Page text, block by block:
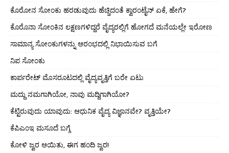
ಕೊರೋನ ಸೋಂಕು ಹರಡುವುದು ಹೆಚ್ಚಿದಂತೆ ಕ್ವಾರಂಟೈನ್ ಏಕೆ, ಹೇಗೆ?
ಕೊರೊನಾ ಸೋಂಕಿನ ಲಕ್ಷಣಗಳಿದ್ದರೆ ವೈದ್ಯರಲ್ಲಿಗೆ ಹೋಗದೆ ಮನೆಯಲ್ಲೇ ಇರೋಣ
ಸಾಮಾನ್ಯ ಸೋಂಕುಗಳನ್ನು ಆರಂಭದಲ್ಲಿ ನಿಭಾಯಿಸುವ ಬಗೆ
ನಿಪ ಸೋಂಕು
ಕಾರ್ಪರೇಟ್ ಮೊಸರೂಟದಲ್ಲಿ ವೈದ್ಯವೃತ್ತಿಗೆ ಬರೇ ಏಟು
ಮದ್ದು ನಮಗಾಗಿಯೋ, ನಾವು ಮದ್ದಿಗಾಗಿಯೋ?
ಕೆಟ್ಟಿರುವುದು ಯಾವುದು: ಆಧುನಿಕ ವೈದ್ಯ ವಿಜ್ಞಾನವೇ? ವೃತ್ತಿಯೇ?
ಕೆಪಿಎಂಇ ಮಸೂದೆ ಬಗ್ಗೆ
ಕೋಳಿ ಜ್ವರ ಆಯಿತು, ಈಗ ಹಂದಿ ಜ್ವರ!